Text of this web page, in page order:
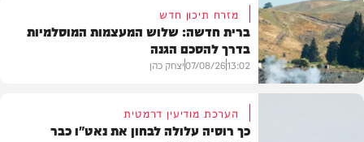
מזרח תיכון חדש
ברית חדשה: שלוש המעצמות המוסלמיות
בדרך להסכם הגנה
13:02
07/08/26יצחק כהן
הערכת מודיעין דרמטית
כך רוסיה עלולה לבחון את נאט"ו כבר